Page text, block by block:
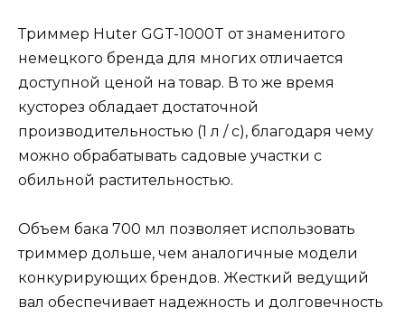
Триммер Huter GGT-1000T от знаменитого
немецкого бренда для многих отличается
доступной ценой на товар. В то же время
кусторез обладает достаточной
производительностью (1 л / с), благодаря чему
можно обрабатывать садовые участки с
обильной растительностью.
Объем бака 700 мл позволяет использовать
триммер дольше, чем аналогичные модели
конкурирующих брендов. Жесткий ведущий
вал обеспечивает надежность и долговечность